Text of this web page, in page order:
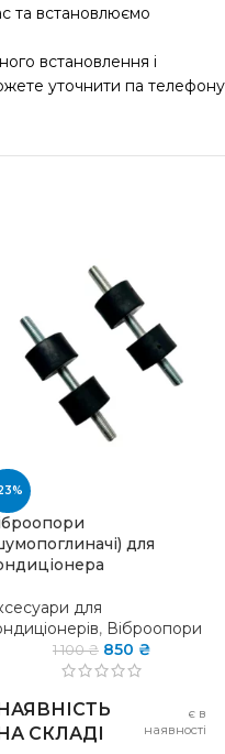
та встановлюємо
встановлення і
уточнити па телефону
для
для
, Віброопори
1 100₴ 850 ₴
СКЛАДІ
є в
наявності